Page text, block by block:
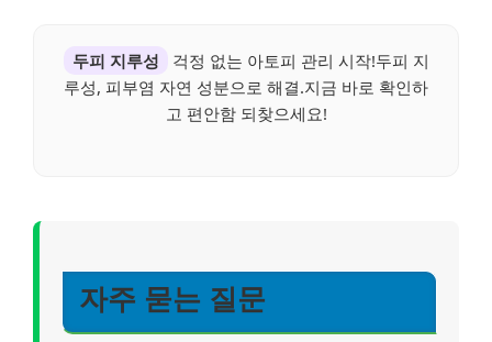
두피 지루성
걱정 없는 아토피 관리 시작!두피 지
루성, 피부염 자연 성분으로 해결.지금 바로 확인하
고 편안함 되찾으세요!
자주 묻는 질문